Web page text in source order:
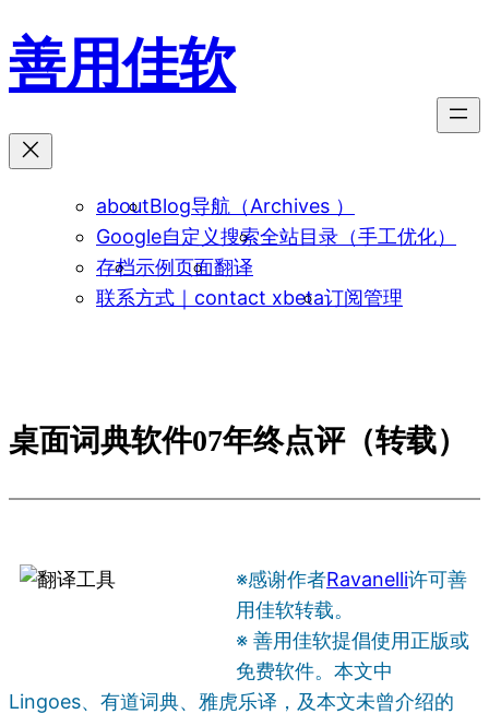
至
内
善用佳软
aboutBlog导航（Archives ）
Google自定义搜索全站目录（手工优化）
存档示例页面翻译
联系方式｜contact xbeta订阅管理
桌面词典软件07年终点评（转载）
※感谢作者Ravanelli许可善
用佳软转载。
※ 善用佳软提倡使用正版或
免费软件。本文中
Lingoes、有道词典、雅虎乐译，及本文未曾介绍的